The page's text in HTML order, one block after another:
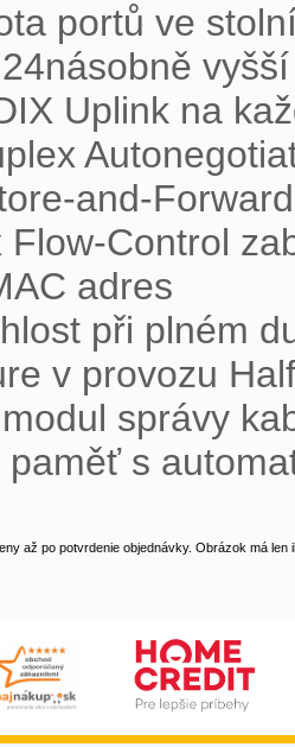
portů ve
Uplink na
and-
Flow-Control
adres
při plném
v provozu
správy
s
až po potvrdenie objednávky. Obrázok má len